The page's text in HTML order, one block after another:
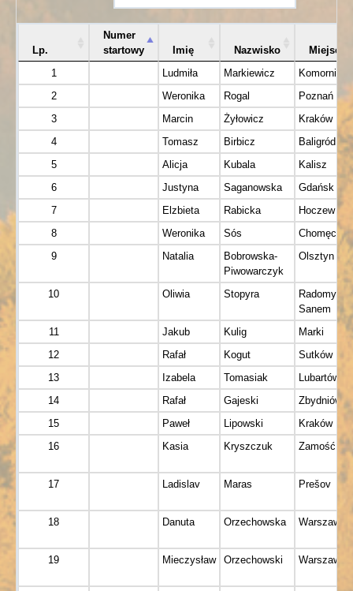
Lp.
Numer
startowy
Imię Nazwisko
1
Ludmiła Markiewicz
Komorniki
2
Weronika Rogal
Poznań
3
Marcin Żyłowicz
Kraków
4
Tomasz Birbicz
Baligród
5
Alicja Kubala
Kalisz
6
Justyna Saganowska
Gdańsk
7
Elzbieta Rabicka
Hoczew
8
Weronika Sós
Chomęcice
9
Natalia
Bobrowska-
Piwowarczyk
Olsztyn
10 Oliwia Stopyra
Radomyśl
Sanem
11
Jakub Kulig
Marki
12
Rafał Kogut
Sutków
13
Izabela Tomasiak
Lubartów
14
Rafał Gajeski
Zbydniów
15
Paweł Lipowski
Kraków
16
Kasia Kryszczuk Zamość
17 Ladislav Maras Prešov
18 Danuta Orzechowska Warszawa
19 Mieczysław Orzechowski Warszawa